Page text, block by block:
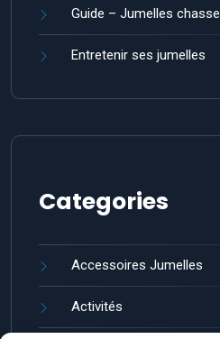
Guide – Jumelles chasse
Entretenir ses jumelles
Categories
Accessoires Jumelles
Activités